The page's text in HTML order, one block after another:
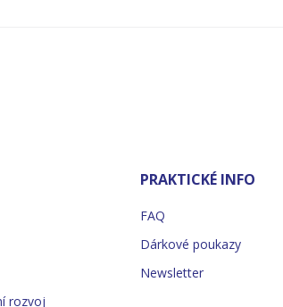
rozvoj
PRAKTICKÉ INFO
FAQ
Dárkové poukazy
Newsletter